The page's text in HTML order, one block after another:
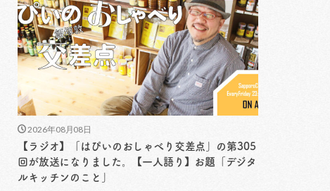
2026年08月08日
【ラジオ】「はぴいのおしゃべり交差点」の第305
回が放送になりました。【一人語り】お題「デジタ
ルキッチンのこと」